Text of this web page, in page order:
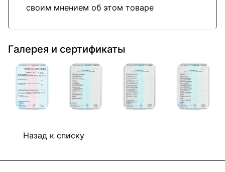
своим мнением об этом товаре
Галерея и сертификаты
Назад к списку